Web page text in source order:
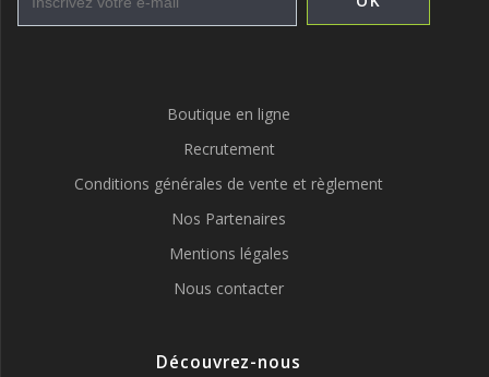
Boutique en ligne
Recrutement
Conditions générales de vente et règlement
Nos Partenaires
Mentions légales
Nous contacter
Découvrez-nous